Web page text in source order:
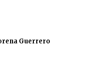
Guerrero